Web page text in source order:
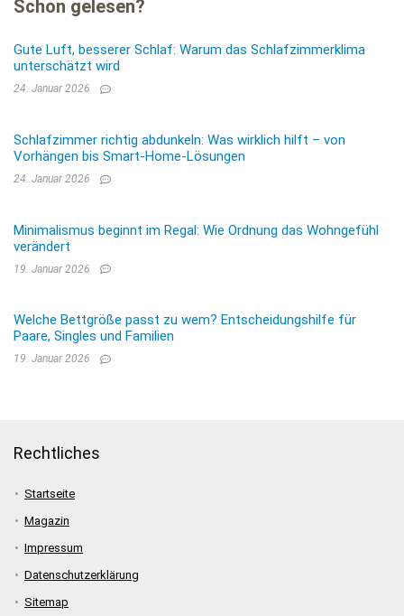
Schon gelesen?
Gute Luft, besserer Schlaf: Warum das Schlafzimmerklima
unterschätzt wird
24. Januar 2026
Schlafzimmer richtig abdunkeln: Was wirklich hilft – von
Vorhängen bis Smart-Home-Lösungen
24. Januar 2026
Minimalismus beginnt im Regal: Wie Ordnung das Wohngefühl
verändert
19. Januar 2026
Welche Bettgröße passt zu wem? Entscheidungshilfe für
Paare, Singles und Familien
19. Januar 2026
Rechtliches
Startseite
Magazin
Impressum
Datenschutzerklärung
Sitemap